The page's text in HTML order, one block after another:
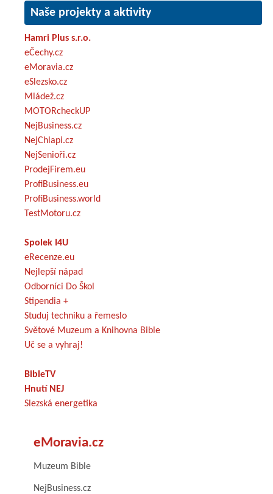
Naše projekty a aktivity
Hamri Plus s.r.o.
eČechy.cz
eMoravia.cz
eSlezsko.cz
Mládež.cz
MOTORcheckUP
NejBusiness.cz
NejChlapi.cz
NejSenioři.cz
ProdejFirem.eu
ProfiBusiness.eu
ProfiBusiness.world
TestMotoru.cz
Spolek I4U
eRecenze.eu
Nejlepší nápad
Odborníci Do Škol
Stipendia +
Studuj techniku a řemeslo
Světové Muzeum a Knihovna Bible
Uč se a vyhraj!
BibleTV
Hnutí NEJ
Slezská energetika
eMoravia.cz
Muzeum Bible
NejBusiness.cz